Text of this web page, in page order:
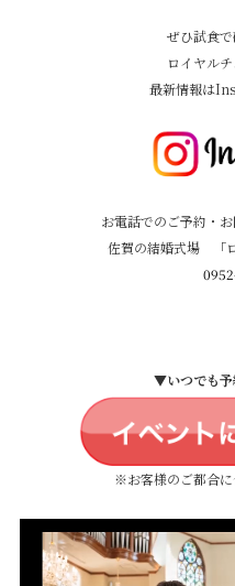
ぜひ試食
ロイヤル
最新情報は
お電話でのご予約・
佐賀の結婚式場 「
▼いつでも
※お客様のご都合